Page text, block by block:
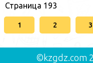
Страница 193
1 2 3
©kzgdz.com